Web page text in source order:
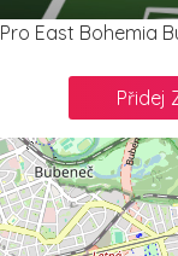
Pro East Bohemia
Přidej